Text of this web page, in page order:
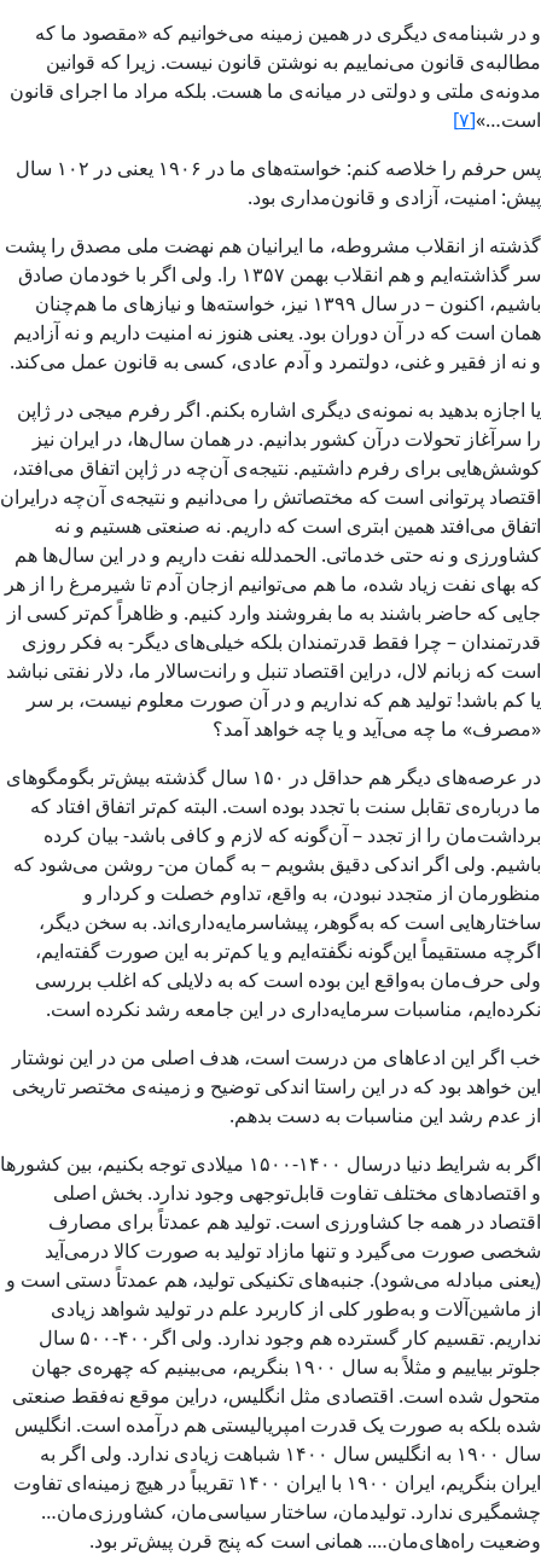
و در شب­نامه‌­ی دیگری در همین زمینه می‌­خوانیم که «مقصود ما که
مطالبه‌­ی قانون می‌­نماییم به نوشتن قانون نیست. زیرا که قوانین
مدونه‌ی ملتی و دولتی در میانه‌­ی ما هست. بلکه مراد ما اجرای قانون
است…»[۷]
پس حرفم را خلاصه کنم: خواسته‌­های ما در ۱۹۰۶ یعنی در ۱۰۲ سال
پیش: امنیت، آزادی و قانون‌­مداری بود.
گذشته از انقلاب مشروطه، ما ایرانیان هم نهضت ملی مصدق را پشت
سر گذاشته‌­ایم و هم انقلاب بهمن ۱۳۵۷ را. ولی اگر با خودمان صادق
باشیم، اکنون – در سال ۱۳۹۹ نیز، خواسته‌­ها و نیازهای ما هم‌چنان
همان است که در آن دوران بود. یعنی هنوز نه امنیت داریم و نه آزادیم
و نه از فقیر و غنی، دولتمرد و آدم عادی، کسی به قانون عمل می‌­کند.
یا اجازه بدهید به نمونه‌­ی دیگری اشاره بکنم. اگر رفرم میجی در ژاپن
را سرآغاز تحولات درآن کشور بدانیم. در همان سال‌ها، در ایران نیز
کوشش‌­هایی برای رفرم داشتیم. نتیجه‌ی آن‌چه در ژاپن اتفاق می‌­افتد،
اقتصاد پرتوانی است که مختصاتش را می‌­دانیم و نتیجه‌ی آن‌چه درایران
اتفاق می‌­افتد همین ابتری است که داریم. نه صنعتی هستیم و نه
کشاورزی و نه حتی خدماتی. الحمدلله نفت داریم و در این سال‌ها هم
که بهای نفت زیاد شده، ما هم می‌­توانیم ازجان آدم تا شیرمرغ را از هر
جایی که حاضر باشند به ما بفروشند وارد کنیم. و ظاهراً کم‌تر کسی از
قدرتمندان – چرا فقط قدرتمندان بلکه خیلی‌­های دیگر- به فکر روزی
است که زبانم لال، دراین اقتصاد تنبل و رانت‌سالار ما، دلار نفتی نباشد
یا کم باشد! تولید هم که نداریم و در آن صورت معلوم نیست، بر سر
«مصرف» ما چه می‌­آید و یا چه خواهد آمد؟
در عرصه‌­های دیگر هم حداقل در ۱۵۰ سال گذشته بیش‌تر بگومگوهای
ما درباره‌ی تقابل سنت با تجدد بوده است. البته کم‌تر اتفاق افتاد که
برداشت‌مان را از تجدد – آن‌گونه که لازم و کافی باشد- بیان کرده
باشیم. ولی اگر اندکی دقیق بشویم – به گمان من- روشن می­‌شود که
منظورمان از متجدد نبودن، به واقع، تداوم خصلت و کردار و
ساختارهایی است که به‌گوهر، پیشاسرمایه‌­داری­‌اند. به سخن دیگر،
اگرچه مستقیماً این‌­گونه نگفته‌­ایم و یا کم‌تر به این صورت گفته‌­ایم،
ولی حرف‌­مان به‌واقع این بوده است که به دلایلی که اغلب بررسی
نکرده‌­ایم، مناسبات سرمایه‌­داری در این جامعه رشد نکرده است.
خب اگر این ادعاهای من درست است، هدف اصلی من در این نوشتار
این خواهد بود که در این راستا اندکی توضیح و زمینه‌­ی مختصر تاریخی
از عدم رشد این مناسبات به دست بدهم.
اگر به شرایط دنیا درسال ۱۴۰۰-۱۵۰۰ میلادی توجه بکنیم، بین کشورها
و اقتصادهای مختلف تفاوت قابل­‌توجهی وجود ندارد. بخش اصلی
اقتصاد در همه جا کشاورزی است. تولید هم عمدتاً برای مصارف
شخصی صورت می­‌گیرد و تنها مازاد تولید به صورت کالا درمی‌­آید
(یعنی مبادله می‌­شود). جنبه‌­های تکنیکی تولید، هم عمدتاً دستی است و
از ماشین‌آلات و به‌طور کلی از کاربرد علم در تولید شواهد زیادی
نداریم. تقسیم کار گسترده هم وجود ندارد. ولی اگر۴۰۰-۵۰۰ سال
جلوتر بیاییم و مثلاً به سال ۱۹۰۰ بنگریم، می‌­بینیم که چهره‌­ی جهان
متحول شده است. اقتصادی مثل انگلیس، دراین موقع نه‌فقط صنعتی
شده بلکه به صورت یک قدرت امپریالیستی هم درآمده است. انگلیس
سال ۱۹۰۰ به انگلیس سال ۱۴۰۰ شباهت زیادی ندارد. ولی اگر به
ایران بنگریم، ایران ۱۹۰۰ با ایران ۱۴۰۰ تقریباً در هیچ زمینه‌­ای تفاوت
چشمگیری ندارد. تولیدمان، ساختار سیاسی‌­مان، کشاورزی­‌مان…
وضعیت راه‌­های‌­مان…. همانی است که پنج قرن پیش‌تر بود.